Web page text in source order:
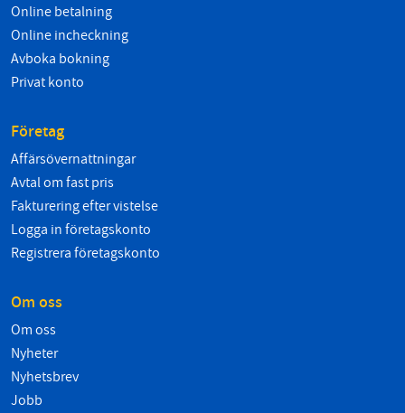
Online betalning
Online incheckning
Avboka bokning
Privat konto
Företag
Affärsövernattningar
Avtal om fast pris
Fakturering efter vistelse
Logga in företagskonto
Registrera företagskonto
Om oss
Om oss
Nyheter
Nyhetsbrev
Jobb